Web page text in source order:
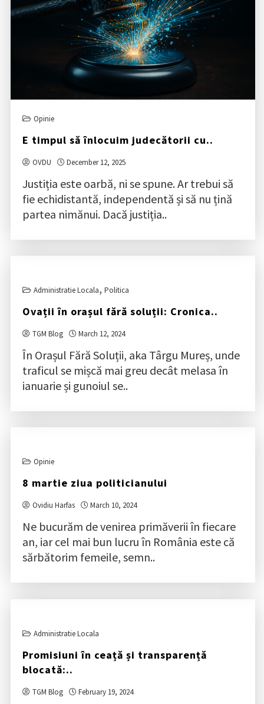
Opinie
E timpul să înlocuim judecătorii cu..
OVDU December 12, 2025
Justiția este oarbă, ni se spune. Ar trebui să
fie echidistantă, independentă și să nu țină
partea nimănui. Dacă justiția..
Administratie Locala, Politica
Ovații în orașul fără soluții: Cronica..
TGM Blog March 12, 2024
În Orașul Fără Soluții, aka Târgu Mureș, unde
traficul se mișcă mai greu decât melasa în
ianuarie și gunoiul se..
Opinie
8 martie ziua politicianului
Ovidiu Harfas March 10, 2024
Ne bucurăm de venirea primăverii în fiecare
an, iar cel mai bun lucru în România este că
sărbătorim femeile, semn..
Administratie Locala
Promisiuni în ceață și transparență
blocată:..
TGM Blog February 19, 2024